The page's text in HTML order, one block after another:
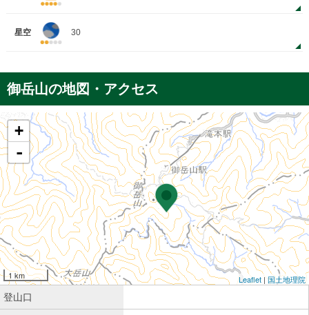
星空 30
御岳山の地図・アクセス
+
-
1 km Leaflet|国土地理院
登山口